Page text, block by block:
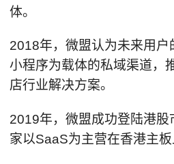
体。
2018年，微盟认为未来用户
小程序为载体的私域渠道，
店行业解决方案。
2019年，微盟成功登陆港股
家以SaaS为主营在香港主板